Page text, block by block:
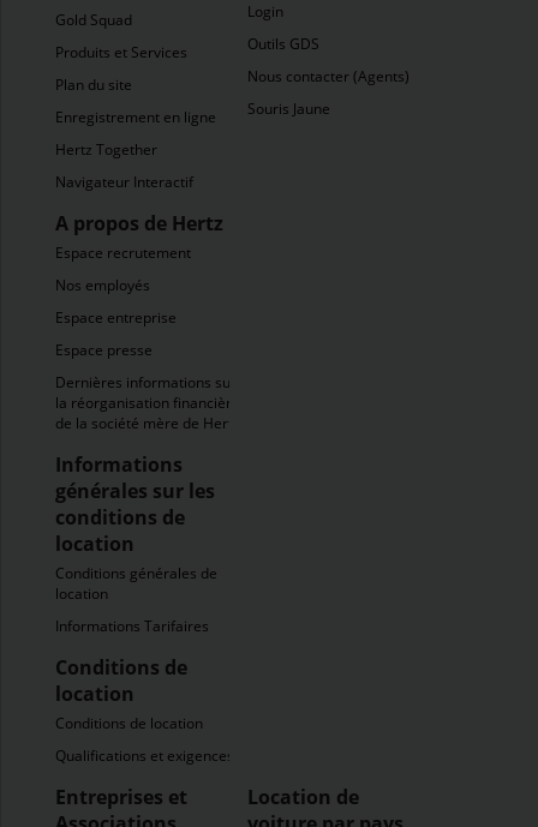
Gold Squad
Produits et Services
Plan du site
Enregistrement en ligne
Hertz Together
Navigateur Interactif
A propos de Hertz
Espace recrutement
Nos employés
Espace entreprise
Espace presse
Dernières informations sur
la réorganisation financière
de la société mère de Hertz
Informations
générales sur les
conditions de
location
Conditions générales de
location
Informations Tarifaires
Conditions de
location
Conditions de location
Qualifications et exigences
Login
Outils GDS
Nous contacter (Agents)
Souris Jaune
Entreprises et
Location de